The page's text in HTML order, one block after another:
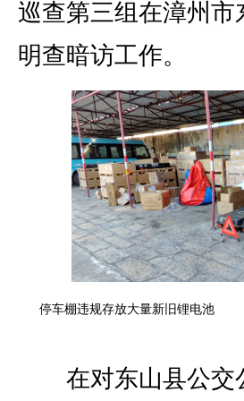
巡查第三组在漳州
明查暗访工作。
停车棚违规存放大量新旧锂电池
在对东山县公交